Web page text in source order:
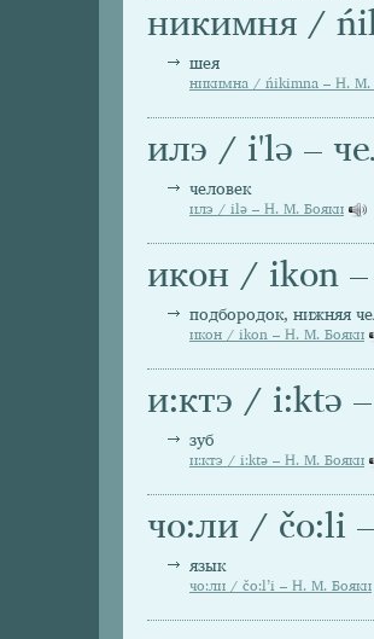
никимня /
шея
никимна / ńikimna – Н. М.
илэ / i'lә –
человек
илэ / ilә – Н. М. Бояки
икон / ikon –
подбородок, нижняя
икон / ikon – Н. М. Бояки
и:ктэ / i:ktә
зуб
и:ктэ / i:ktә – Н. М. Бояки
чо:ли / čo:li
язык
чо:ли / čo:l’i – Н. М. Бояки